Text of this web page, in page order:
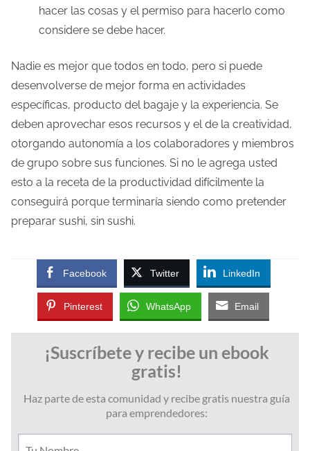
hacer las cosas y el permiso para hacerlo como
considere se debe hacer.
Nadie es mejor que todos en todo, pero si puede
desenvolverse de mejor forma en actividades
específicas, producto del bagaje y la experiencia. Se
deben aprovechar esos recursos y el de la creatividad,
otorgando autonomía a los colaboradores y miembros
de grupo sobre sus funciones. Si no le agrega usted
esto a la receta de la productividad difícilmente la
conseguirá porque terminaría siendo como pretender
preparar sushi, sin sushi.
Facebook Twitter LinkedIn
Pinterest WhatsApp Email